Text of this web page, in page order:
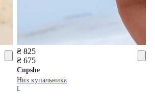
₴ 825
₴ 675
Cupshe
Низ купальника
L